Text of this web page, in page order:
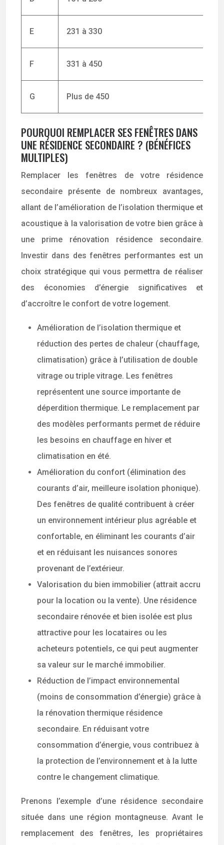
E 231 à 330
F 331 à 450
G Plus de 450
POURQUOI REMPLACER SES FENÊTRES DANS
UNE RÉSIDENCE SECONDAIRE ? (BÉNÉFICES
MULTIPLES)
Remplacer les fenêtres de votre résidence
secondaire présente de nombreux avantages,
allant de l’amélioration de l’isolation thermique et
acoustique à la valorisation de votre bien grâce à
une prime rénovation résidence secondaire.
Investir dans des fenêtres performantes est un
choix stratégique qui vous permettra de réaliser
des économies d’énergie significatives et
d’accroître le confort de votre logement.
Amélioration de l’isolation thermique et
réduction des pertes de chaleur (chauffage,
climatisation) grâce à l’utilisation de double
vitrage ou triple vitrage. Les fenêtres
représentent une source importante de
déperdition thermique. Le remplacement par
des modèles performants permet de réduire
les besoins en chauffage en hiver et
climatisation en été.
Amélioration du confort (élimination des
courants d’air, meilleure isolation phonique).
Des fenêtres de qualité contribuent à créer
un environnement intérieur plus agréable et
confortable, en éliminant les courants d’air
et en réduisant les nuisances sonores
provenant de l’extérieur.
Valorisation du bien immobilier (attrait accru
pour la location ou la vente). Une résidence
secondaire rénovée et bien isolée est plus
attractive pour les locataires ou les
acheteurs potentiels, ce qui peut augmenter
sa valeur sur le marché immobilier.
Réduction de l’impact environnemental
(moins de consommation d’énergie) grâce à
la rénovation thermique résidence
secondaire. En réduisant votre
consommation d’énergie, vous contribuez à
la protection de l’environnement et à la lutte
contre le changement climatique.
Prenons l’exemple d’une résidence secondaire
située dans une région montagneuse. Avant le
remplacement des fenêtres, les propriétaires